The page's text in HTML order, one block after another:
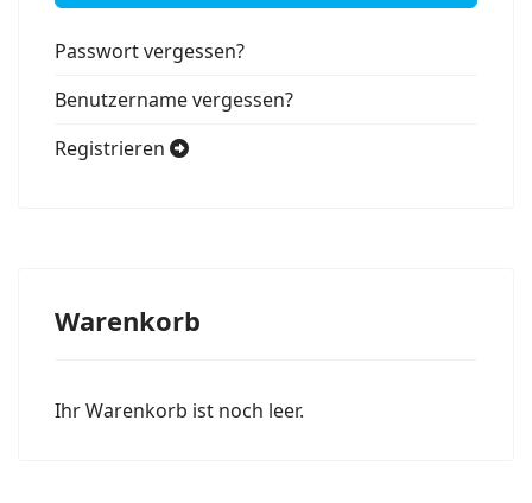
Passwort vergessen?
Benutzername vergessen?
Registrieren
Warenkorb
Ihr Warenkorb ist noch leer.